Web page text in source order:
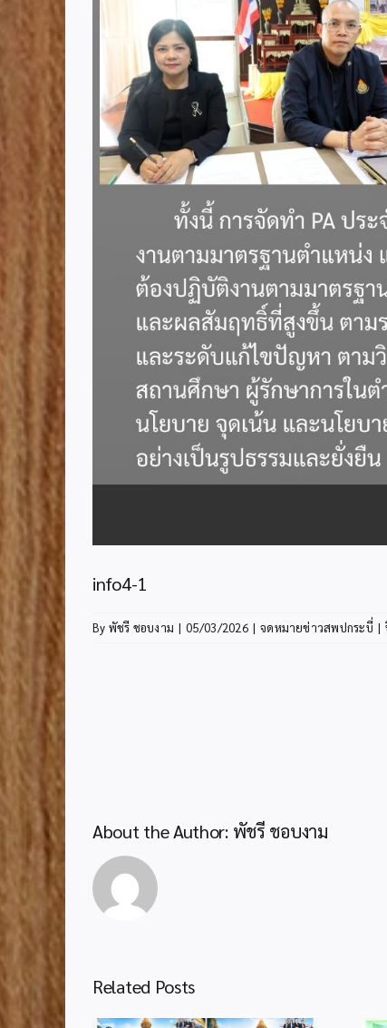
info4-1
By พัชรี ชอบงาม | 05/03/2026 | จดหมายข่าวสพปกระบี่ |
About the Author: พัชรี ชอบงาม
Related Posts